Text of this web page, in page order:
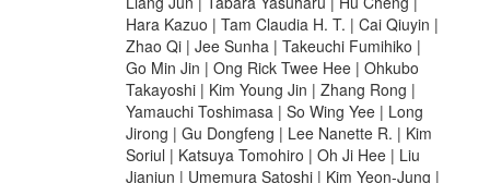
Hara Kazuo | Tam Claudia H. T. | Cai Qiuyin |
Zhao Qi | Jee Sunha | Takeuchi Fumihiko |
Go Min Jin | Ong Rick Twee Hee | Ohkubo
Takayoshi | Kim Young Jin | Zhang Rong |
Yamauchi Toshimasa | So Wing Yee | Long
Jirong | Gu Dongfeng | Lee Nanette R. | Kim
Soriul | Katsuya Tomohiro | Oh Ji Hee | Liu
Jianjun | Umemura Satoshi | Kim Yeon-Jung |